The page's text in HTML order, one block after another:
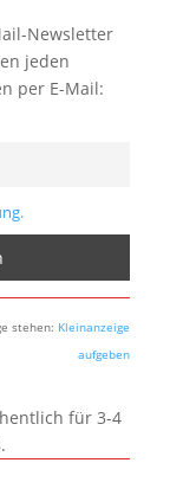
Newsletter
jeden
per E-Mail:
stehen: Kleinanzeige
aufgeben
für 3-4